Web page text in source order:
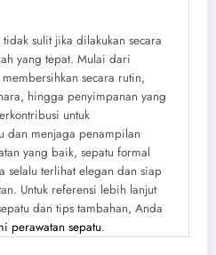
sulit jika dilakukan secara
yang tepat. Mulai dari
secara rutin,
hingga penyimpanan yang
untuk
dan menjaga penampilan
yang baik, sepatu formal
selalu terlihat elegan dan siap
Untuk referensi lebih lanjut
dan tips tambahan, Anda
perawatan sepatu.